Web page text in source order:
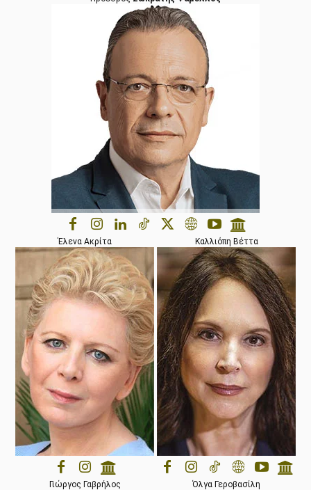
Έλενα Ακρίτα Καλλιόπη Βέττα
Γιώργος Γαβρήλος Όλγα Γεροβασίλη